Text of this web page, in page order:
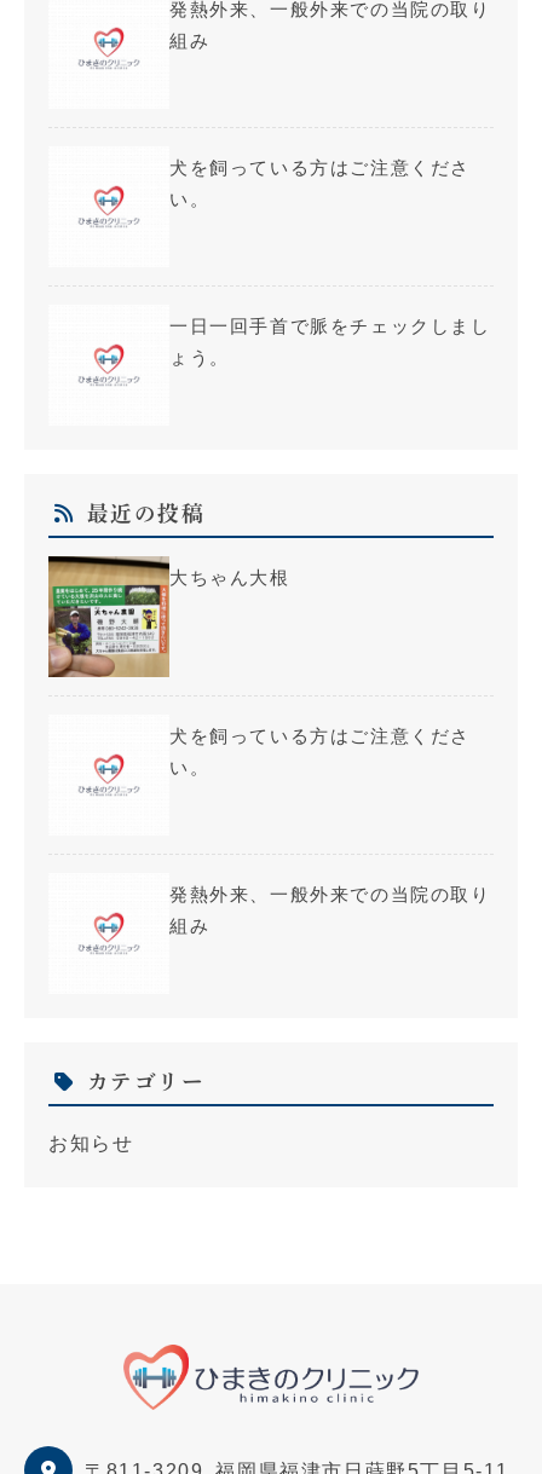
発熱外来、一般外来での当院の取り
組み
犬を飼っている方はご注意くださ
い。
一日一回手首で脈をチェックしまし
ょう。
最近の投稿
大ちゃん大根
犬を飼っている方はご注意くださ
い。
発熱外来、一般外来での当院の取り
組み
カテゴリー
お知らせ